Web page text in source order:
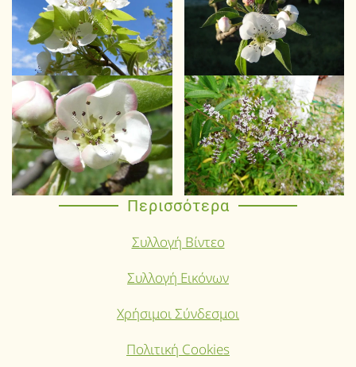
Περισσότερα
Συλλογή Βίντεο
Συλλογή Εικόνων
Χρήσιμοι Σύνδεσμοι
Πολιτική Cookies